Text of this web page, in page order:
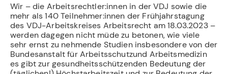
Wir – die Arbeitsrechtler:innen in der VDJ sowie die
mehr als 140 Teilnehmer:innen der Frühjahrstagung
des VDJ-Arbeitskreises Arbeitsrecht am 18.03.2023 –
werden dagegen nicht müde zu betonen, wie viele
sehr ernst zu nehmende Studien insbesondere von der
Bundesanstalt für Arbeitsschutzund Arbeitsmedizin
es gibt zur gesundheitsschützenden Bedeutung der